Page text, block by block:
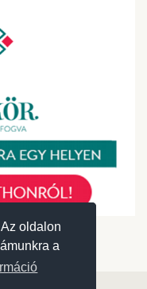
oldalon
a
oldalon
a